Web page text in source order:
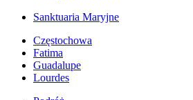
Sanktuaria Maryjne
Częstochowa
Fatima
Guadalupe
Lourdes